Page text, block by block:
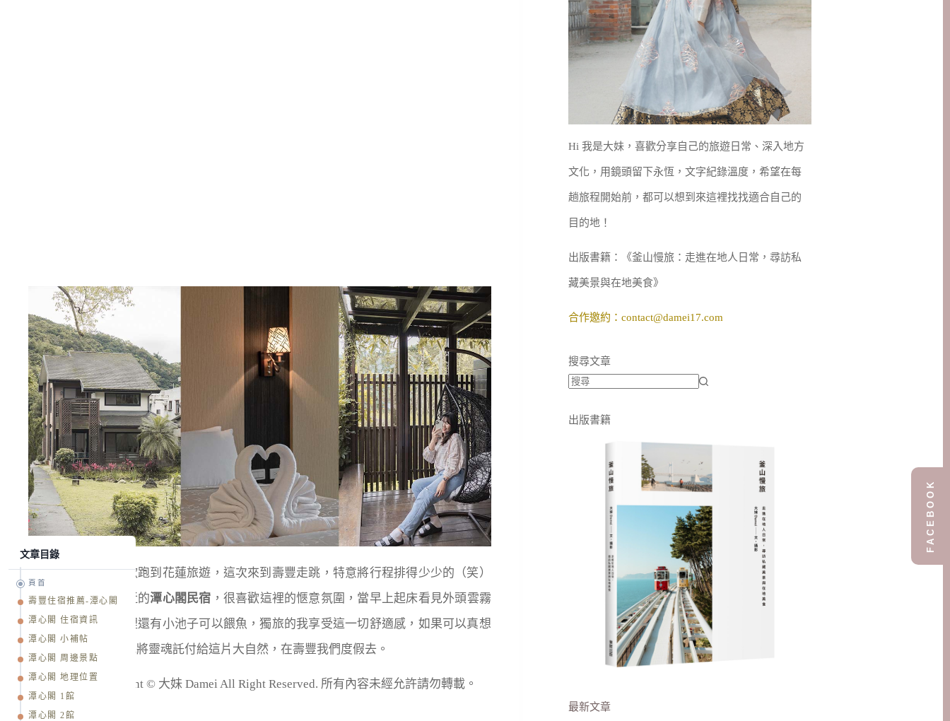
去年開始越來越喜歡跑到花蓮旅遊，這次來到壽豐走跳，特意將行程排得少少的（笑）
住進位在鯉魚潭附近的潭心閣民宿 ，很喜歡這裡的愜意氛圍，當早上起床看見外頭雲霧
繚繞的山嵐；房間裡還有小池子可以餵魚，獨旅的我享受這一切舒適感，如果可以真想
續住個幾晚，緩慢地將靈魂託付給這片大自然，在壽豐我們度假去。
版權所有 Copyright © 大妹 Damei All Right Reserved. 所有內容未經允許請勿轉載。
Hi 我是大妹，喜歡分享自己的旅遊日常、深入地方
文化，用鏡頭留下永恆，文字紀錄溫度，希望在每
趟旅程開始前，都可以想到來這裡找找適合自己的
目的地！
出版書籍：《釜山慢旅：走進在地人日常，尋訪私
藏美景與在地美食》
合作邀約： contact@damei17.com
搜尋文章
出版書籍
最新文章
FACEBOOK
文章目錄
頁首
壽豐住宿推薦-潭心閣
潭心閣 住宿資訊
潭心閣 小補帖
潭心閣 周邊景點
潭心閣 地理位置
潭心閣 1館
潭心閣 2館